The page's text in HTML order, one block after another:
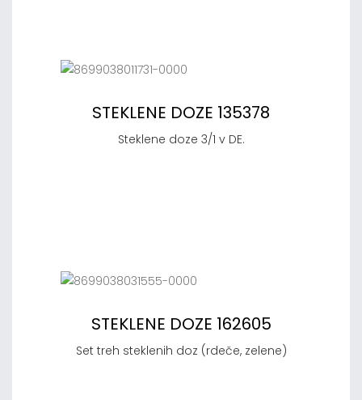
STEKLENE DOZE 135378
Steklene doze 3/1 v DE.
STEKLENE DOZE 162605
Set treh steklenih doz (rdeče, zelene)